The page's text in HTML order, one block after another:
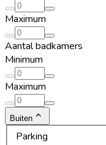
Maximum
Aantal badkamers
Minimum
Maximum
Buiten
Parking